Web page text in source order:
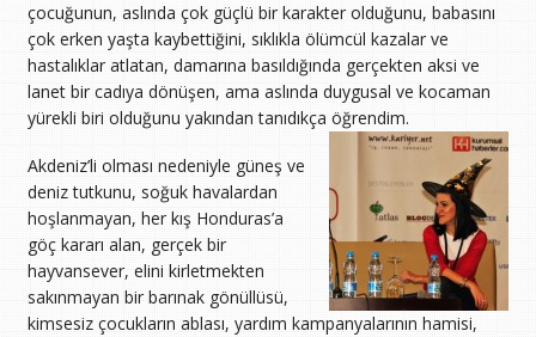
çocuğunun, aslında çok güçlü bir karakter olduğunu, babasını
çok erken yaşta kaybettiğini, sıklıkla ölümcül kazalar ve
hastalıklar atlatan, damarına basıldığında gerçekten aksi ve
lanet bir cadıya dönüşen, ama aslında duygusal ve kocaman
yürekli biri olduğunu yakından tanıdıkça öğrendim.
Akdeniz’li olması nedeniyle güneş ve
deniz tutkunu, soğuk havalardan
hoşlanmayan, her kış Honduras’a
göç kararı alan, gerçek bir
hayvansever, elini kirletmekten
sakınmayan bir barınak gönüllüsü,
kimsesiz çocukların ablası, yardım kampanyalarının hamisi,